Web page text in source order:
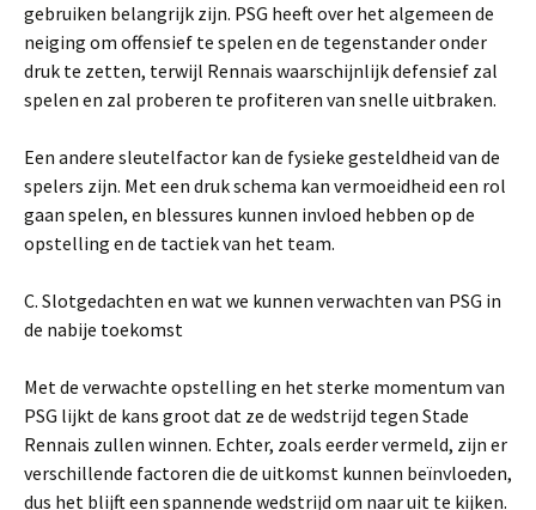
gebruiken belangrijk zijn. PSG heeft over het algemeen de
neiging om offensief te spelen en de tegenstander onder
druk te zetten, terwijl Rennais waarschijnlijk defensief zal
spelen en zal proberen te profiteren van snelle uitbraken.
Een andere sleutelfactor kan de fysieke gesteldheid van de
spelers zijn. Met een druk schema kan vermoeidheid een rol
gaan spelen, en blessures kunnen invloed hebben op de
opstelling en de tactiek van het team.
C. Slotgedachten en wat we kunnen verwachten van PSG in
de nabije toekomst
Met de verwachte opstelling en het sterke momentum van
PSG lijkt de kans groot dat ze de wedstrijd tegen Stade
Rennais zullen winnen. Echter, zoals eerder vermeld, zijn er
verschillende factoren die de uitkomst kunnen beïnvloeden,
dus het blijft een spannende wedstrijd om naar uit te kijken.